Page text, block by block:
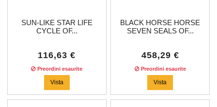
SUN-LIKE STAR LIFE
CYCLE OF...
116,63 €
Preordini esaurite
Vista
BLACK HORSE HORSE
SEVEN SEALS OF...
458,29 €
Preordini esaurite
Vista